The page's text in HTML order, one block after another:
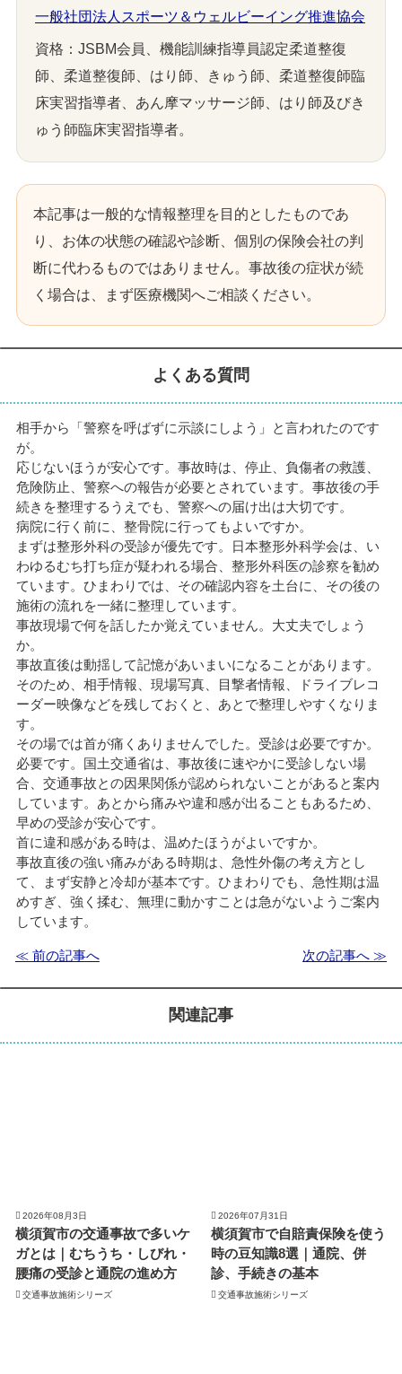
一般社団法人スポーツ＆ウェルビーイング推進協会
資格：JSBM会員、機能訓練指導員認定柔道整復
師、柔道整復師、はり師、きゅう師、柔道整復師臨
床実習指導者、あん摩マッサージ師、はり師及びき
ゅう師臨床実習指導者。
本記事は一般的な情報整理を目的としたものであ
り、お体の状態の確認や診断、個別の保険会社の判
断に代わるものではありません。事故後の症状が続
く場合は、まず医療機関へご相談ください。
よくある質問
相手から「警察を呼ばずに示談にしよう」と言われたのです
が。
応じないほうが安心です。事故時は、停止、負傷者の救護、
危険防止、警察への報告が必要とされています。事故後の手
続きを整理するうえでも、警察への届け出は大切です。
病院に行く前に、整骨院に行ってもよいですか。
まずは整形外科の受診が優先です。日本整形外科学会は、い
わゆるむち打ち症が疑われる場合、整形外科医の診察を勧め
ています。ひまわりでは、その確認内容を土台に、その後の
施術の流れを一緒に整理しています。
事故現場で何を話したか覚えていません。大丈夫でしょう
か。
事故直後は動揺して記憶があいまいになることがあります。
そのため、相手情報、現場写真、目撃者情報、ドライブレコ
ーダー映像などを残しておくと、あとで整理しやすくなりま
す。
その場では首が痛くありませんでした。受診は必要ですか。
必要です。国土交通省は、事故後に速やかに受診しない場
合、交通事故との因果関係が認められないことがあると案内
しています。あとから痛みや違和感が出ることもあるため、
早めの受診が安心です。
首に違和感がある時は、温めたほうがよいですか。
事故直後の強い痛みがある時期は、急性外傷の考え方とし
て、まず安静と冷却が基本です。ひまわりでも、急性期は温
めすぎ、強く揉む、無理に動かすことは急がないようご案内
しています。
≪ 前の記事へ 次の記事へ ≫
関連記事
2026年08月3日
横須賀市の交通事故で多いケ
ガとは｜むちうち・しびれ・
腰痛の受診と通院の進め方
交通事故施術シリーズ
2026年07月31日
横須賀市で自賠責保険を使う
時の豆知識8選｜通院、併
診、手続きの基本
交通事故施術シリーズ